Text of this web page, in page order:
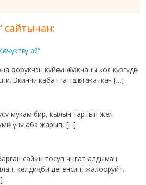
сайтынан:
ай”
оорукчан күйөөсүнө бакчаны кол күзгүдөн
Экинчи кабатта төшөктө жаткан […]
мукам бир, кылын тартып жел
үнү аба жарып, […]
сайын тосуп чыгат алдыман.
келдиңби дегенсип, жалооруйт.